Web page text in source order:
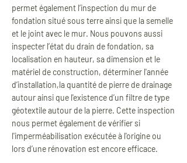
permet également l’inspection du mur de
fondation situé sous terre ainsi que la semelle
et le joint avec le mur. Nous pouvons aussi
inspecter l’état du drain de fondation, sa
localisation en hauteur, sa dimension et le
matériel de construction, déterminer l'année
d’installation,la quantité de pierre de drainage
autour ainsi que l'existence d’un filtre de type
géotextile autour de la pierre. Cette inspection
nous permet également de vérifier si
l'imperméabilisation exécutée à l'origine ou
lors d’une rénovation est encore efficace.